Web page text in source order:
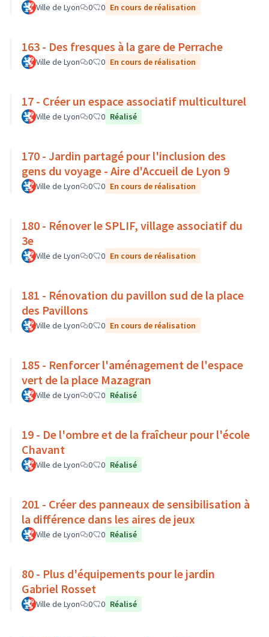
Ville de Lyon 0 0 En cours de réalisation
163 - Des fresques à la gare de Perrache
Ville de Lyon 0 0 En cours de réalisation
17 - Créer un espace associatif multiculturel
Ville de Lyon 0 0 Réalisé
170 - Jardin partagé pour l'inclusion des
gens du voyage - Aire d'Accueil de Lyon 9
Ville de Lyon 0 0 En cours de réalisation
180 - Rénover le SPLIF, village associatif du
3e
Ville de Lyon 0 0 En cours de réalisation
181 - Rénovation du pavillon sud de la place
des Pavillons
Ville de Lyon 0 0 En cours de réalisation
185 - Renforcer l'aménagement de l'espace
vert de la place Mazagran
Ville de Lyon 0 0 Réalisé
19 - De l'ombre et de la fraîcheur pour l'école
Chavant
Ville de Lyon 0 0 Réalisé
201 - Créer des panneaux de sensibilisation à
la différence dans les aires de jeux
Ville de Lyon 0 0 Réalisé
80 - Plus d'équipements pour le jardin
Gabriel Rosset
Ville de Lyon 0 0 Réalisé